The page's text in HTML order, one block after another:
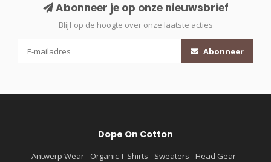
Abonneer je op onze nieuwsbrief
Blijf op de hoogte over onze laatste acties
Abonneer
Dope On Cotton
Antwerp Wear - Organic T-Shirts - Sweaters - Head Gear -